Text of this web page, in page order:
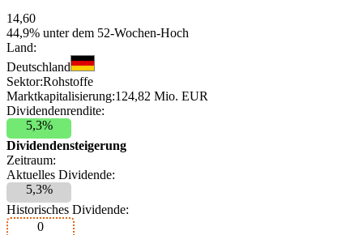
14,60
44,9% unter dem 52-Wochen-Hoch
Land:
Deutschland
Sektor:Rohstoffe
Marktkapitalisierung:124,82 Mio. EUR
Dividendenrendite:
5,3%
Dividendensteigerung
Zeitraum:
Aktuelles Dividende:
5,3%
Historisches Dividende:
0